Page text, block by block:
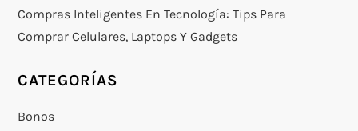
Compras Inteligentes En Tecnología: Tips Para
Comprar Celulares, Laptops Y Gadgets
CATEGORÍAS
Bonos